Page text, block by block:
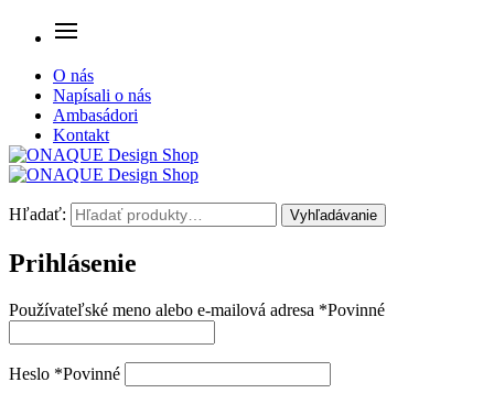
O nás
Napísali o nás
Ambasádori
Kontakt
Hľadať: Vyhľadávanie
Prihlásenie
Používateľské meno alebo e-mailová adresa *Povinné
Heslo *Povinné